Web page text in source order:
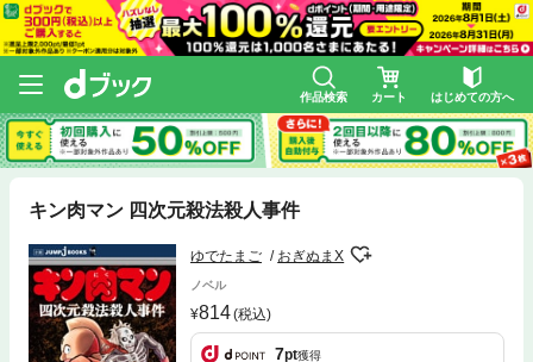
作品検索 カート はじめての方へ
キン肉マン 四次元殺法殺人事件
ゆでたまご おぎぬまX
ノベル
814(税込)
7pt獲得